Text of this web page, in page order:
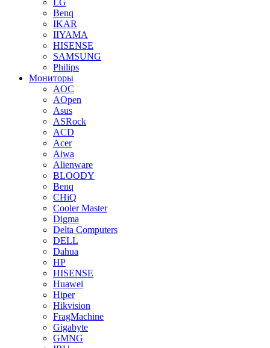
LG
Benq
IKAR
IIYAMA
HISENSE
SAMSUNG
Philips
Мониторы
AOC
AOpen
Asus
ASRock
ACD
Acer
Aiwa
Alienware
BLOODY
Benq
CHiQ
Cooler Master
Digma
Delta Computers
DELL
Dahua
HP
HISENSE
Huawei
Hiper
Hikvision
FragMachine
Gigabyte
GMNG